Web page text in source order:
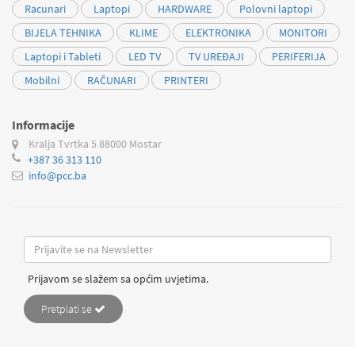
Racunari Laptopi HARDWARE
Polovni laptopi
BIJELA TEHNIKA
KLIME ELEKTRONIKA
MONITORI
Laptopi i Tableti
LED TV TV UREĐAJI
PERIFERIJA
Mobilni
RAČUNARI PRINTERI
Informacije
Kralja Tvrtka 5 88000 Mostar
+387 36 313 110
info@pcc.ba
Prijavom se slažem sa općim uvjetima.
Pretplati se